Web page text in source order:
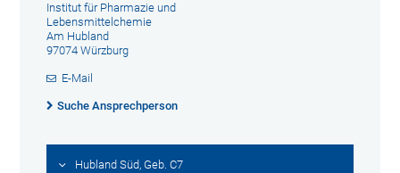
Institut für Pharmazie und
Lebensmittelchemie
Am Hubland
97074 Würzburg
E-Mail
Suche Ansprechperson
Hubland Süd, Geb. C7